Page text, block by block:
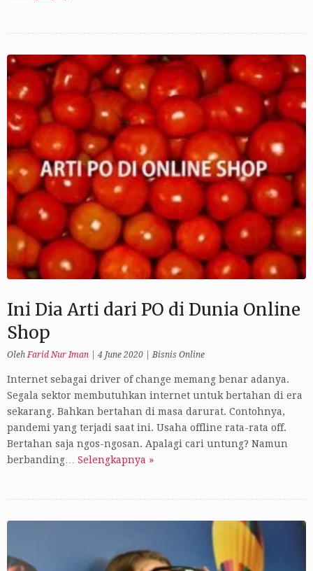
Ini Dia Arti dari PO di Dunia Online
Shop
OlehFarid Nur Iman 4 June 2020 |Bisnis Online
Internet sebagai driver of change memang benar adanya.
Segala sektor membutuhkan internet untuk bertahan di era
sekarang. Bahkan bertahan di masa darurat. Contohnya,
pandemi yang terjadi saat ini. Usaha offline rata-rata off.
Bertahan saja ngos-ngosan. Apalagi cari untung? Namun
berbanding… Selengkapnya »